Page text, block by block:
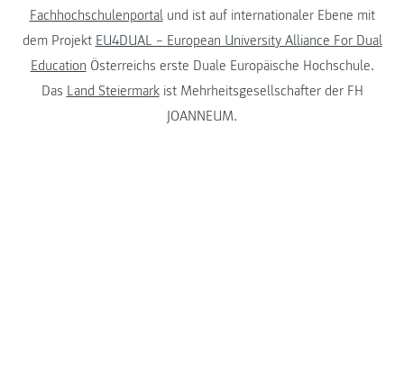
Fachhochschulenportalund ist auf internationaler Ebene mit
dem Projekt EU4DUAL – European University Alliance For Dual
Education Österreichs erste Duale Europäische Hochschule.
Das Land Steiermarkist Mehrheitsgesellschafter der FH
JOANNEUM.